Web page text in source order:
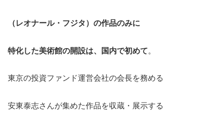
（レオナール・フジタ）の作品のみに
特化した美術館の開設は、国内で初めて。
東京の投資ファンド運営会社の会長を務める
安東泰志さんが集めた作品を収蔵・展示する